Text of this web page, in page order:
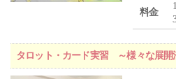
料金
タロット・カード実習 ～様々な展開